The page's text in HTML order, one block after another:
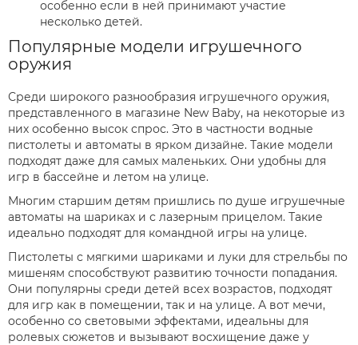
особенно если в ней принимают участие
несколько детей.
Популярные модели игрушечного
оружия
Среди широкого разнообразия игрушечного оружия,
представленного в магазине New Baby, на некоторые из
них особенно высок спрос. Это в частности водные
пистолеты и автоматы в ярком дизайне. Такие модели
подходят даже для самых маленьких. Они удобны для
игр в бассейне и летом на улице.
Многим старшим детям пришлись по душе игрушечные
автоматы на шариках и с лазерным прицелом. Такие
идеально подходят для командной игры на улице.
Пистолеты с мягкими шариками и луки для стрельбы по
мишеням способствуют развитию точности попадания.
Они популярны среди детей всех возрастов, подходят
для игр как в помещении, так и на улице. А вот мечи,
особенно со световыми эффектами, идеальны для
ролевых сюжетов и вызывают восхищение даже у